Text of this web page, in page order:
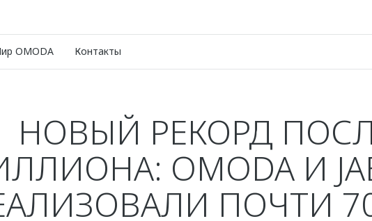
OMODA Контакты
НОВЫЙ РЕКОРД
OMODA И
ПОЧТИ